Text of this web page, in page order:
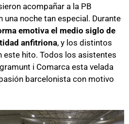
acompañar a la PB
una noche tan especial. Durante
emotiva el medio siglo de
anfitriona, y los distintos
hito. Todos los asistentes
i Comarca esta velada
barcelonista con motivo